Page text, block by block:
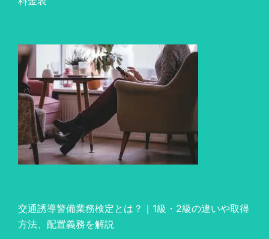
交通誘導警備業務検定とは？｜1級・2級の違いや取得
方法、配置義務を解説